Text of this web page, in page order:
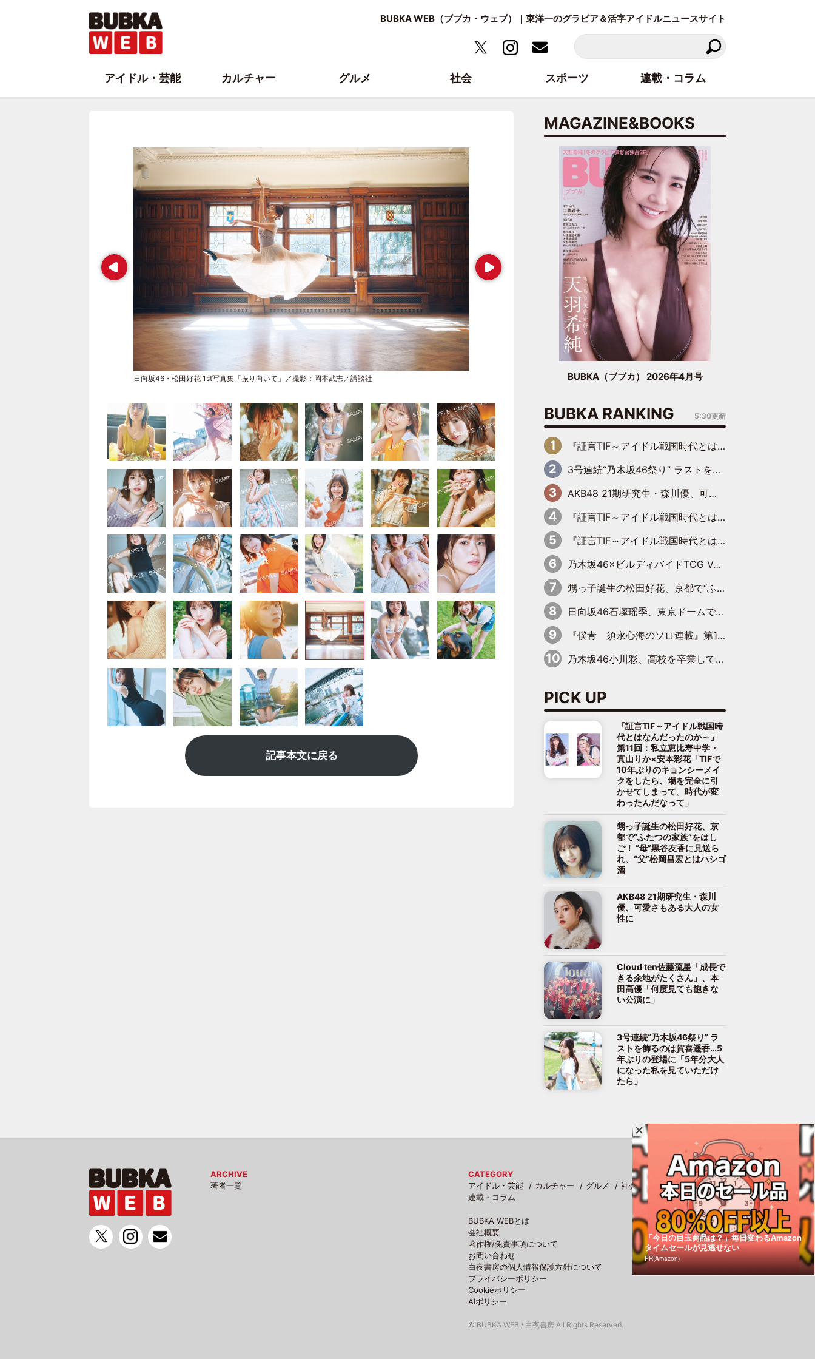
BUBKA WEB（ブブカ・ウェブ）｜東洋一のグラビア＆活字アイドルニュースサイト
Prev
日向坂46・松田好花 1st写真集「振り向いて」／撮影：岡本武志／講談社
Next
記事本文に戻る
MAGAZINE&BOOKS
BUBKA（ブブカ） 2026年4月号
BUBKA RANKING 5:30更新
『証言TIF～アイドル戦国時代とはなんだったのか～』第6回：でんぱ組.inc・古川未鈴×相沢梨紗「『ハロプロやりたかったな』って言ったら、夢眠ねむさんに『てめえはでんぱ組．incなんだよ！』って肩パンされて(笑)」
3号連続“乃木坂46祭り” ラストを飾るのは賀喜遥香…5年ぶりの登場に「5年分大人になった私を見ていただけたら」
AKB48 21期研究生・森川優、可愛さもある大人の女性に
『証言TIF～アイドル戦国時代とはなんだったのか～』第11回：私立恵比寿中学・真山りか×安本彩花「TIFで10年ぶりのキョンシーメイクをしたら、場を完全に引かせてしまって。時代が変わったんだなって」
『証言TIF～アイドル戦国時代とはなんだったのか～』第10回：さくら学院・武藤彩未×飯田らうら「正直、中3で辞めるというのを信じてなくて。そう言われてはいたけど、嘘でしょって」
乃木坂46×ビルディバイドTCG Vol.2公開 賀喜遥香＆田村真佑が『京まふ』ステージに登壇
甥っ子誕生の松田好花、京都で“ふたつの家族”をはしご！ “母”黒谷友香に見送られ、“父”松岡昌宏とはハシゴ酒
日向坂46石塚瑶季、東京ドームで“観戦バレ”！ ナイツ・塙も認めた「巨人に詳しすぎるアイドル」は元VENUSスクール生で杉内コーチ推し⁉
『僕青 須永心海のソロ連載』第18回：「バーゲンセールハンターみうな inしまむら」編
乃木坂46小川彩、高校を卒業して初めてのグラビア「大人になった感じがしました(笑)」
PICK UP
『証言TIF～アイドル戦国時
代とはなんだったのか～』
第11回：私立恵比寿中学・
真山りか×安本彩花「TIFで
10年ぶりのキョンシーメイ
クをしたら、場を完全に引
かせてしまって。時代が変
わったんだなって」
甥っ子誕生の松田好花、京
都で“ふたつの家族”をはし
ご！ “母”黒谷友香に見送ら
れ、“父”松岡昌宏とはハシゴ
酒
AKB48 21期研究生・森川
優、可愛さもある大人の女
性に
Cloud ten佐藤流星「成長で
きる余地がたくさん」、本
田高優「何度見ても飽きな
い公演に」
3号連続“乃木坂46祭り” ラ
ストを飾るのは賀喜遥香…5
年ぶりの登場に「5年分大人
になった私を見ていただけ
たら」
ARCHIVE
著者一覧
CATEGORY
アイドル・芸能
カルチャー グルメ 社会
スポーツ
連載・コラム
BUBKA WEBとは
会社概要
著作権/免責事項について
お問い合わせ
白夜書房の個人情報保護方針について
プライバシーポリシー
Cookieポリシー
AIポリシー
© BUBKA WEB / 白夜書房 All Rights Reserved.
アイドル・芸能 カルチャー グルメ 社会 スポーツ 連載・コラム
「今日の目玉商品は？」毎日変わるAmazon
タイムセールが見逃せない
PR(Amazon)